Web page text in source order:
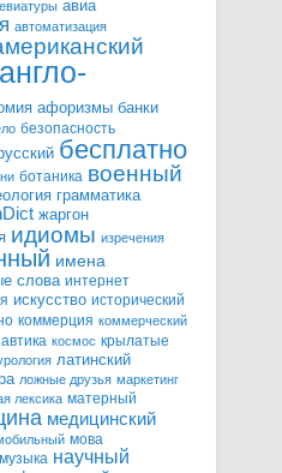
авиа
автоматизация
англо-
афоризмы банки
безопасность
бесплатно
ботаника военный
грамматика
жаргон
идиомы изречения
имена
слова интернет
искусство исторический
коммерция коммерческий
космос крылатые
латинский
ложные друзья маркетинг
лексика матерный
медицинский
мова
музыка научный